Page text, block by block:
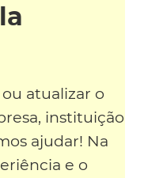
atualizar o
instituição
ajudar! Na
e o